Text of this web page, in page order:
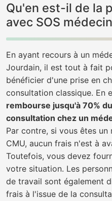
Qu'en est-il de la
avec SOS
En ayant recours à un
Jourdain, il est tout à fait
bénéficier d'une prise en
consultation classique. En
rembourse jusqu'à 70%
consultation chez un
Par contre, si vous êtes
CMU, aucun frais n'est à
Toutefois, vous devez
votre situation. Les
de travail sont également
frais à l'issue de la